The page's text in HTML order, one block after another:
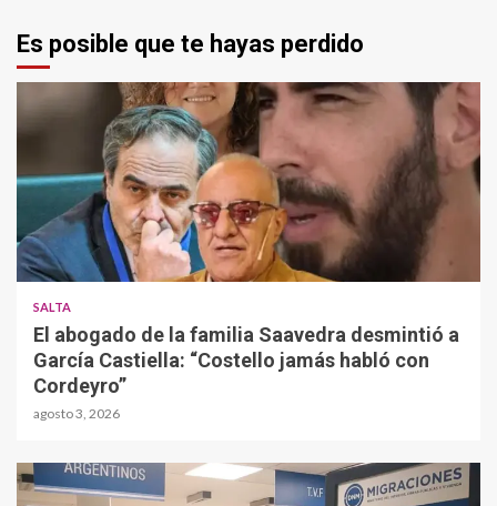
Es posible que te hayas perdido
SALTA
El abogado de la familia Saavedra desmintió a
García Castiella: “Costello jamás habló con
Cordeyro”
agosto 3, 2026